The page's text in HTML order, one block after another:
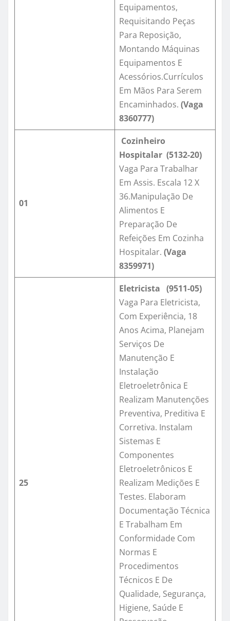
Equipamentos,
Requisitando Peças
Para Reposição,
Montando Máquinas
Equipamentos E
Acessórios.Currículos
Em Mãos Para Serem
Encaminhados. (Vaga
8360777)
01
Cozinheiro
Hospitalar (5132-20)
Vaga Para Trabalhar
Em Assis. Escala 12 X
36.Manipulação De
Alimentos E
Preparação De
Refeições Em Cozinha
Hospitalar. (Vaga
8359971)
25
Eletricista (9511-05)
Vaga Para Eletricista,
Com Experiência, 18
Anos Acima, Planejam
Serviços De
Manutenção E
Instalação
Eletroeletrônica E
Realizam Manutenções
Preventiva, Preditiva E
Corretiva. Instalam
Sistemas E
Componentes
Eletroeletrônicos E
Realizam Medições E
Testes. Elaboram
Documentação Técnica
E Trabalham Em
Conformidade Com
Normas E
Procedimentos
Técnicos E De
Qualidade, Segurança,
Higiene, Saúde E